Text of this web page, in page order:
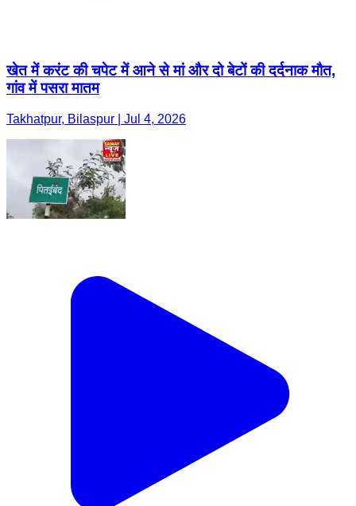
खेत में करंट की चपेट में आने से मां और दो बेटों की दर्दनाक मौत,
गांव में पसरा मातम
Takhatpur, Bilaspur | Jul 4, 2026